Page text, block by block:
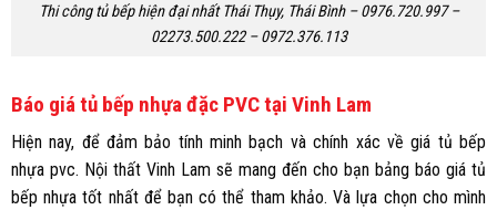
Thi công tủ bếp hiện đại nhất Thái Thụy, Thái Bình – 0976.720.997 –
02273.500.222 – 0972.376.113
Báo giá tủ bếp nhựa đặc PVC tại Vinh Lam
Hiện nay, để đảm bảo tính minh bạch và chính xác về giá tủ bếp
nhựa pvc. Nội thất Vinh Lam sẽ mang đến cho bạn bảng báo giá tủ
bếp nhựa tốt nhất để bạn có thể tham khảo. Và lựa chọn cho mình